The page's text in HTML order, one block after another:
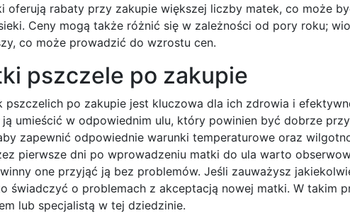
oferują rabaty przy zakupie większej liczby matek, co może
Ceny mogą także różnić się w zależności od pory roku;
co może prowadzić do wzrostu cen.
pszczele po zakupie
pszczelich po zakupie jest kluczowa dla ich zdrowia i
umieścić w odpowiednim ulu, który powinien być dobrze
zapewnić odpowiednie warunki temperaturowe oraz
pierwsze dni po wprowadzeniu matki do ula warto
one przyjąć ją bez problemów. Jeśli zauważysz
świadczyć o problemach z akceptacją nowej matki. W takim
lub specjalistą w tej dziedzinie.